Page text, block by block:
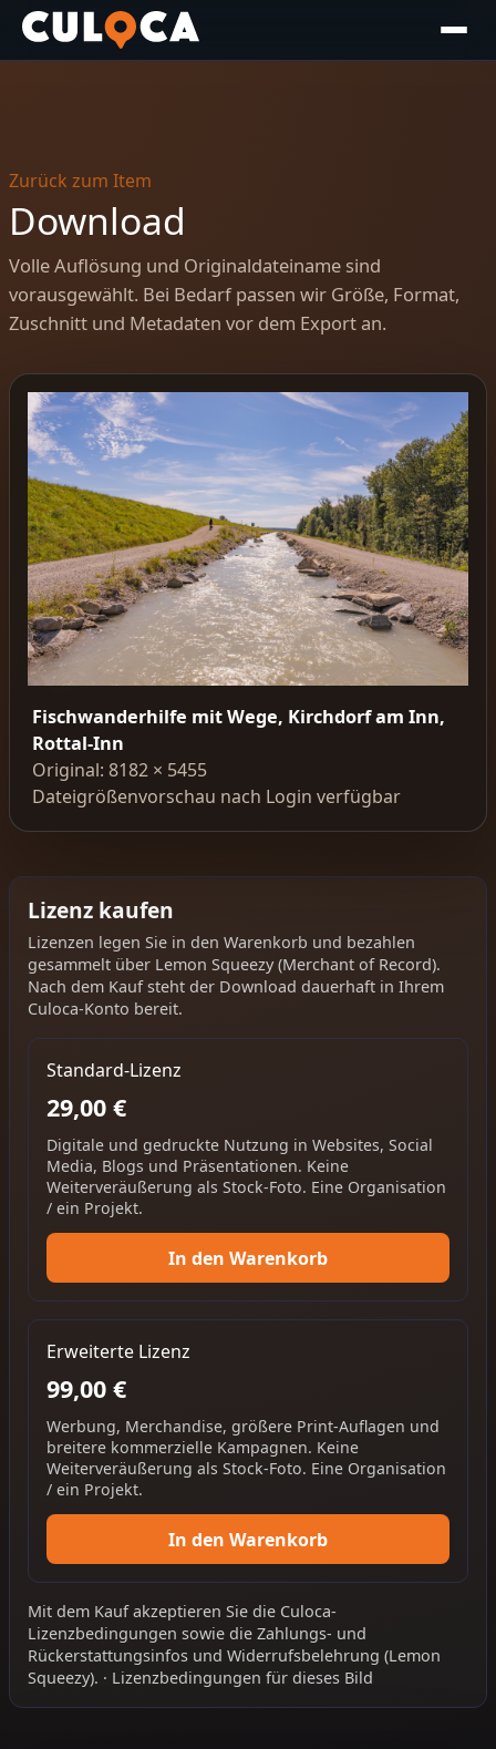
Zurück zum Item
Download
Volle Auflösung und Originaldateiname sind
vorausgewählt. Bei Bedarf passen wir Größe, Format,
Zuschnitt und Metadaten vor dem Export an.
Fischwanderhilfe mit Wege, Kirchdorf am Inn,
Rottal-Inn
Original: 8182 × 5455
Dateigrößenvorschau nach Login verfügbar
Lizenz kaufen
Lizenzen legen Sie in den Warenkorb und bezahlen
gesammelt über Lemon Squeezy (Merchant of Record).
Nach dem Kauf steht der Download dauerhaft in Ihrem
Culoca-Konto bereit.
Standard-Lizenz
29,00 €
Digitale und gedruckte Nutzung in Websites, Social
Media, Blogs und Präsentationen. Keine
Weiterveräußerung als Stock-Foto. Eine Organisation
/ ein Projekt.
In den Warenkorb
Erweiterte Lizenz
99,00 €
Werbung, Merchandise, größere Print-Auflagen und
breitere kommerzielle Kampagnen. Keine
Weiterveräußerung als Stock-Foto. Eine Organisation
/ ein Projekt.
In den Warenkorb
Mit dem Kauf akzeptieren Sie die Culoca-
Lizenzbedingungen sowie die Zahlungs- und
Rückerstattungsinfos und Widerrufsbelehrung (Lemon
Squeezy). · Lizenzbedingungen für dieses Bild